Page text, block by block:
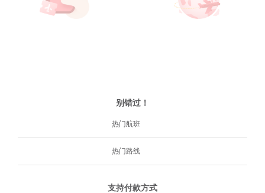
别错过！
热门航班
热门路线
支持付款方式